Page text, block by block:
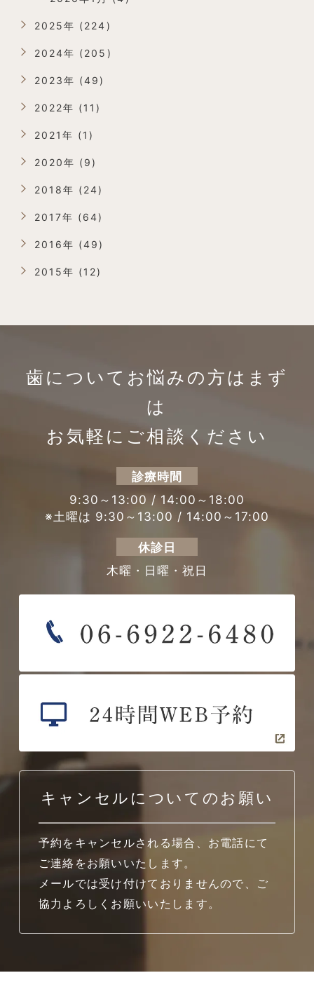
2025年 (224)
2024年 (205)
2023年 (49)
2022年 (11)
2021年 (1)
2020年 (9)
2018年 (24)
2017年 (64)
2016年 (49)
2015年 (12)
歯についてお悩みの方は まず
は
お気軽にご相談ください
診療時間
9:30～13:00 / 14:00～18:00
※土曜は 9:30～13:00 / 14:00～17:00
休診日
木曜・日曜・祝日
キャンセルについてのお願い
予約をキャンセルされる場合、お電話にて
ご連絡をお願いいたします。
メールでは受け付けておりませんので、ご
協力よろしくお願いいたします。